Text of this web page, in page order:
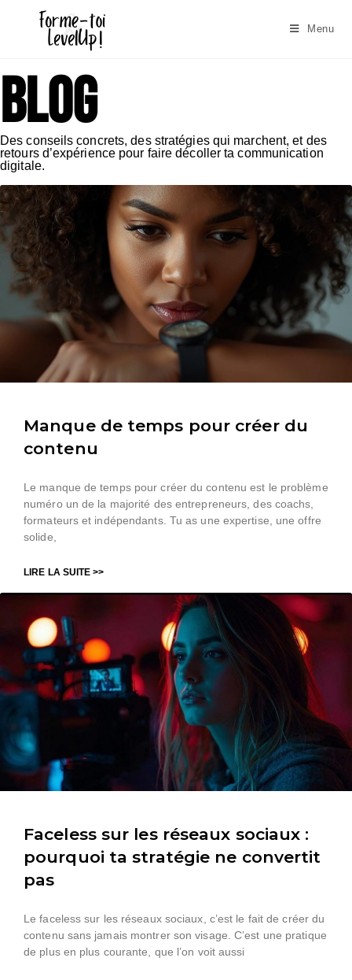
Menu
BLOG
Des conseils concrets, des stratégies qui marchent, et des
retours d’expérience pour faire décoller ta communication
digitale.
Manque de temps pour créer du
contenu
Le manque de temps pour créer du contenu est le problème
numéro un de la majorité des entrepreneurs, des coachs,
formateurs et indépendants. Tu as une expertise, une offre
solide,
LIRE LA SUITE >>
Faceless sur les réseaux sociaux :
pourquoi ta stratégie ne convertit
pas
Le faceless sur les réseaux sociaux, c’est le fait de créer du
contenu sans jamais montrer son visage. C’est une pratique
de plus en plus courante, que l’on voit aussi